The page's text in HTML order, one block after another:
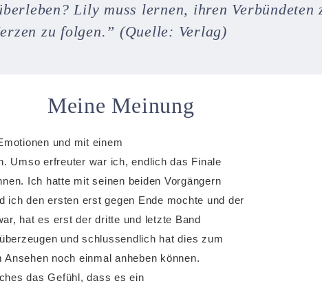
Lily muss lernen, ihren Verbündeten
zu folgen.” (Quelle: Verlag)
Meine Meinung
und mit einem
Umso erfreuter war ich, endlich das Finale
Ich hatte mit seinen beiden Vorgängern
ich den ersten erst gegen Ende mochte und der
hat es erst der dritte und letzte Band
und schlussendlich hat dies zum
noch einmal anheben können.
das Gefühl, dass es ein